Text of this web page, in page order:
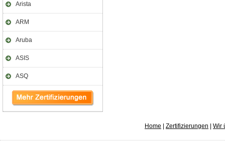
Arista
ARM
Aruba
ASIS
ASQ
Home Zertifizierungen Wir